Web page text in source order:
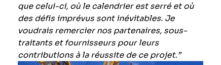
que celui-ci, où le calendrier est serré et où
des défis imprévus sont inévitables. Je
voudrais remercier nos partenaires, sous-
traitants et fournisseurs pour leurs
contributions à la réussite de ce projet.”